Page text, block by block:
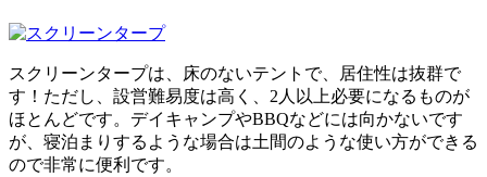
スクリーンタープは、床のないテントで、居住性は抜群で
す！ただし、設営難易度は高く、2人以上必要になるものが
ほとんどです。デイキャンプやBBQなどには向かないです
が、寝泊まりするような場合は土間のような使い方ができる
ので非常に便利です。